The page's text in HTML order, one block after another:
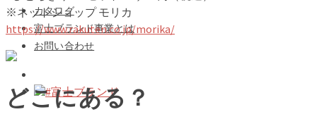
カタログ
富士ブランド事業とは
お問い合わせ
#富士ブランド
※ネットショップ モリカ
https://www.rakuten.co.jp/morika/
どこにある？